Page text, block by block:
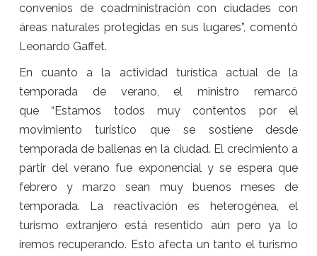
convenios de coadministración con ciudades con
áreas naturales protegidas en sus lugares”, comentó
Leonardo Gaffet.
En cuanto a la actividad turística actual de la
temporada de verano, el ministro remarcó
que “Estamos todos muy contentos por el
movimiento turístico que se sostiene desde
temporada de ballenas en la ciudad. El crecimiento a
partir del verano fue exponencial y se espera que
febrero y marzo sean muy buenos meses de
temporada. La reactivación es heterogénea, el
turismo extranjero está resentido aún pero ya lo
iremos recuperando. Esto afecta un tanto el turismo